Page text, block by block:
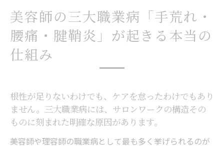
美容師の三大職業病「手荒れ・
腰痛・腱鞘炎」が起きる本当の
仕組み
根性が足りないわけでも、ケアを怠ったわけでもあり
ません。三大職業病には、サロンワークの構造その
ものに刻まれた明確な原因があります。
美容師や理容師の職業病として最も多く挙げられるのが